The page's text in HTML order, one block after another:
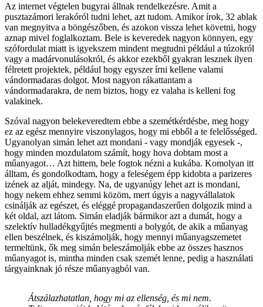
Az internet végtelen bugyrai állnak rendelkezésre. Amit a
pusztazámori lerakóról tudni lehet, azt tudom. Amikor írok, 32 ablak
van megnyitva a böngészőben, és azokon vissza lehet követni, hogy
aznap mivel foglalkoztam. Bele is keveredek nagyon könnyen, egy
szófordulat miatt is igyekszem mindent megtudni például a túzokról
vagy a madárvonulásokról, és akkor ezekből gyakran lesznek ilyen
félretett projektek, például hogy egyszer írni kellene valami
vándormadaras dolgot. Most nagyon rákattantam a
vándormadarakra, de nem biztos, hogy ez valaha is kelleni fog
valakinek.
Szóval nagyon belekeveredtem ebbe a szemétkérdésbe, meg hogy
ez az egész mennyire viszonylagos, hogy mi ebből a te felelősséged.
Ugyanolyan simán lehet azt mondani - vagy mondják egyesek -,
hogy minden mozdulatom számít, hogy hova dobtam most a
műanyagot… Azt hittem, bele fogtok nézni a kukába. Komolyan itt
álltam, és gondolkodtam, hogy a feleségem épp kidobta a parizeres
izének az alját, mindegy. Na, de ugyanúgy lehet azt is mondani,
hogy nekem ehhez semmi közöm, mert úgyis a nagyvállalatok
csinálják az egészet, és eléggé propagandaszerűen dolgozik mind a
két oldal, azt látom. Simán eladják bármikor azt a dumát, hogy a
szelektív hulladékgyűjtés megmenti a bolygót, de akik a műanyag
ellen beszélnek, és kiszámolják, hogy mennyi műanyagszemetet
termeltünk, ők meg simán beleszámolják ebbe az összes hasznos
műanyagot is, mintha minden csak szemét lenne, pedig a használati
tárgyainknak jó része műanyagból van.
Átszálazhatatlan, hogy mi az ellenség, és mi nem.